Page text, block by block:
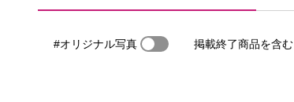
#オリジナル写真 掲載終了商品を含む